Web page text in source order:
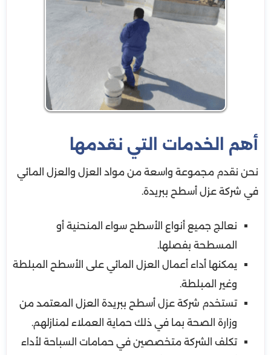
أهم الخدمات التي نقدمها
نحن نقدم مجموعة واسعة من مواد العزل والعزل المائي
في شركة عزل أسطح ببريدة.
نعالج جميع أنواع الأسطح سواء المنحنية أو
المسطحة بفصلها.
يمكنها أداء أعمال العزل المائي على الأسطح المبلطة
وغير المبلطة.
تستخدم شركة عزل أسطح ببريدة العزل المعتمد من
وزارة الصحة بما في ذلك حماية العملاء لمنازلهم.
تكلف الشركة متخصصين في حمامات السباحة لأداء